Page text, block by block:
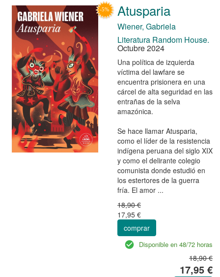
Atusparia
Wiener, Gabriela
Literatura Random House.
Octubre 2024
Una política de izquierda
víctima del lawfare se
encuentra prisionera en una
cárcel de alta seguridad en las
entrañas de la selva
amazónica.
Se hace llamar Atusparia,
como el líder de la resistencia
indígena peruana del siglo XIX
y como el delirante colegio
comunista donde estudió en
los estertores de la guerra
fría. El amor ...
18,90 €
17,95 €
comprar
Disponible en 48/72 horas
18,90 €
17,95 €